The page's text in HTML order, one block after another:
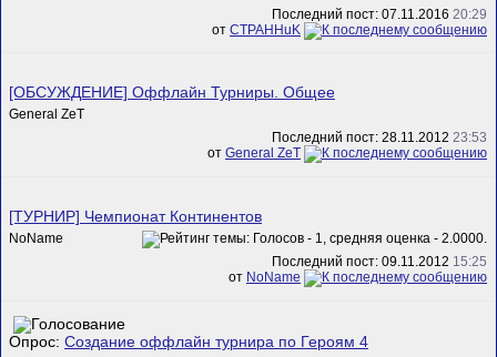
Последний пост: 07.11.2016 20:29
от CTPAHHuK
[ОБСУЖДЕНИЕ] Оффлайн Турниры. Общее
General ZeT
Последний пост: 28.11.2012 23:53
от General ZeT
[ТУРНИР] Чемпионат Континентов
NoName
Последний пост: 09.11.2012 15:25
от NoName
Опрос: Создание оффлайн турнира по Героям 4